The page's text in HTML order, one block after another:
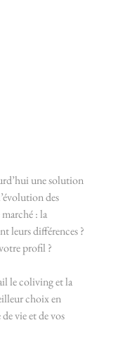
une solution
des
: la
leurs différences ?
profil ?
le coliving et la
choix en
vie et de vos